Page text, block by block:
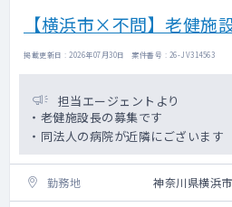
【横浜市×不問】老健施
掲載更新日 : 2026年07月30日 案件番号 : 26-JV314563
担当エージェントより
・老健施設長の募集です
・同法人の病院が近隣にございます
勤務地 神奈川県横浜